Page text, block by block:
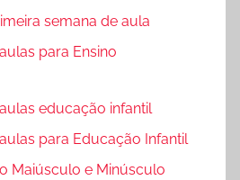
semana de aula
para Ensino
educação infantil
para Educação Infantil
Maiúsculo e Minúsculo